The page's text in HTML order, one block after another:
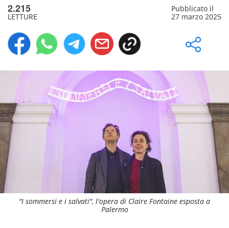
2.215
LETTURE
Pubblicato il
27 marzo 2025
"I sommersi e i salvati", l'opera di Claire Fontaine esposta a
Palermo